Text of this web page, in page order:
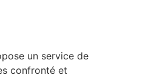
un service de
confronté et